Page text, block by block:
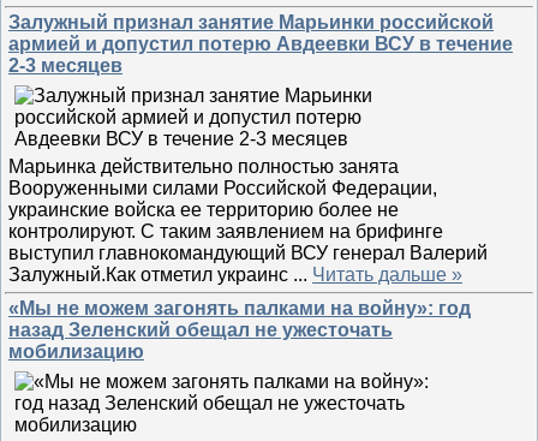
Залужный признал занятие Марьинки российской
армией и допустил потерю Авдеевки ВСУ в течение
2-3 месяцев
Марьинка действительно полностью занята
Вооруженными силами Российской Федерации,
украинские войска ее территорию более не
контролируют. С таким заявлением на брифинге
выступил главнокомандующий ВСУ генерал Валерий
Залужный.Как отметил украинс ... Читать дальше »
«Мы не можем загонять палками на войну»: год
назад Зеленский обещал не ужесточать
мобилизацию